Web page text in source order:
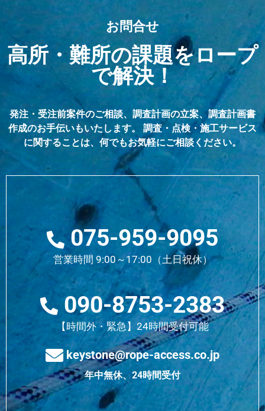
お問合せ
高所・難所の課題をロープ
で解決！
発注・受注前案件のご相談、調査計画の立案、調査計画書
作成のお手伝いもいたします。 調査・点検・施工サービス
に関することは、何でもお気軽にご相談ください。
075-959-9095
営業時間 9:00～17:00（土日祝休）
090-8753-2383
【時間外・緊急】24時間受付可能
keystone@rope-access.co.jp
年中無休、24時間受付